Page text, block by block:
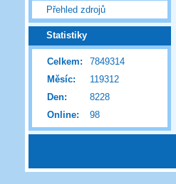
Přehled zdrojů
Statistiky
Online: 98
Celkem:
7849314
Měsíc:
119312
Den:
8228